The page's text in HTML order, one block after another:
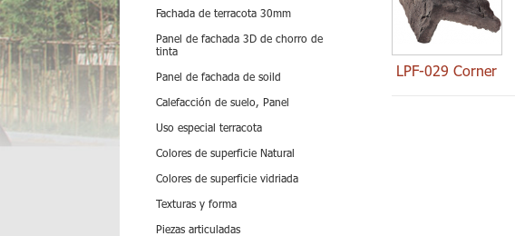
Fachada de terracota 30mm
Panel de fachada 3D de chorro de
tinta
Panel de fachada de soild
Calefacción de suelo, Panel
Uso especial terracota
Colores de superficie Natural
Colores de superficie vidriada
Texturas y forma
Piezas articuladas
LPF-029 Corner